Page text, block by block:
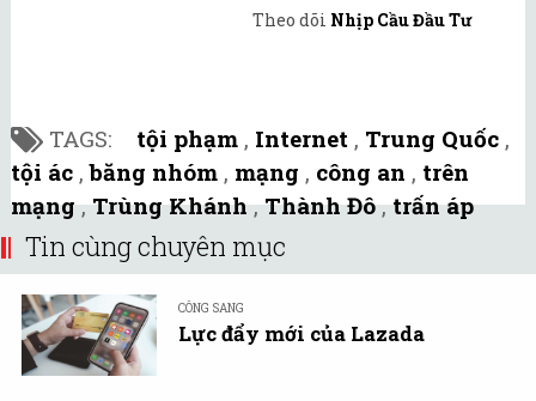
Theo dõi Nhịp Cầu Đầu Tư
TAGS: tội phạm , Internet , Trung Quốc ,
tội ác ,băng nhóm , mạng , công an , trên
mạng,Trùng Khánh,Thành Đô,trấn áp
Tin cùng chuyên mục
CÔNG SANG
Lực đẩy mới của Lazada